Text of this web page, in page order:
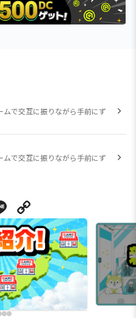
で交互に振りながら手前にず
で交互に振りながら手前にず
Line